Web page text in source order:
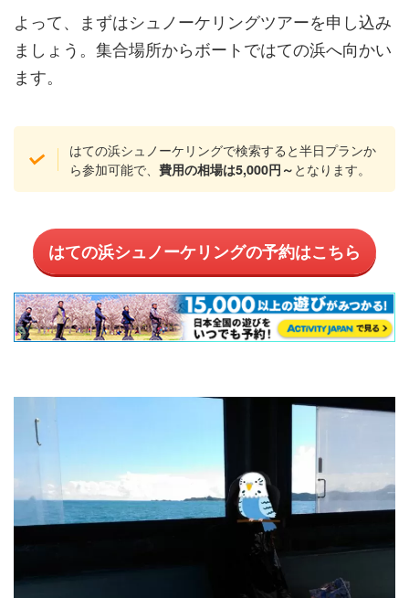
よって、まずはシュノーケリングツアーを申し込み
ましょう。集合場所からボートではての浜へ向かい
ます。
はての浜シュノーケリングで検索すると半日プランか
ら参加可能で、費用の相場は5,000円～ となります。
はての浜シュノーケリングの予約はこちら